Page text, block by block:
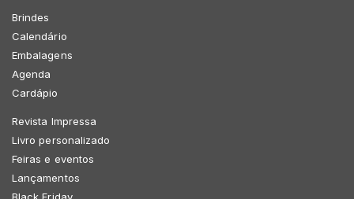
Brindes
Calendário
Embalagens
Agenda
Cardápio
Revista Impressa
Livro personalizado
Feiras e eventos
Lançamentos
Black Friday